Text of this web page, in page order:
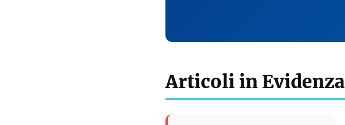
Articoli in Evidenza